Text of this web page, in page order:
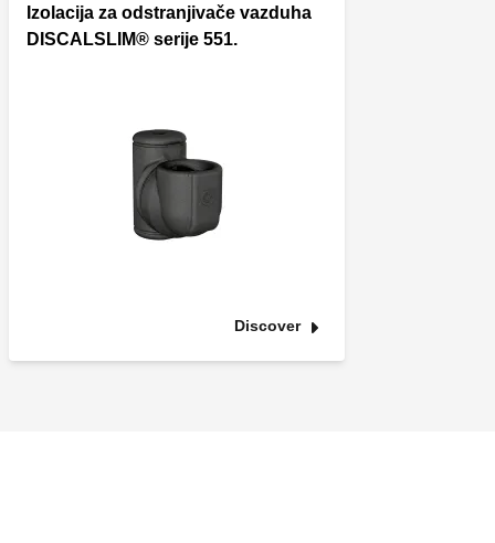
Izolacija za odstranjivače vazduha
DISCALSLIM® serije 551.
Discover